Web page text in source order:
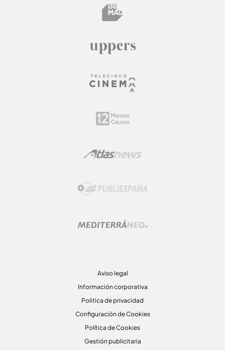
Aviso legal
Información corporativa
Politica de privacidad
Configuración de Cookies
Política de Cookies
Gestión publicitaria